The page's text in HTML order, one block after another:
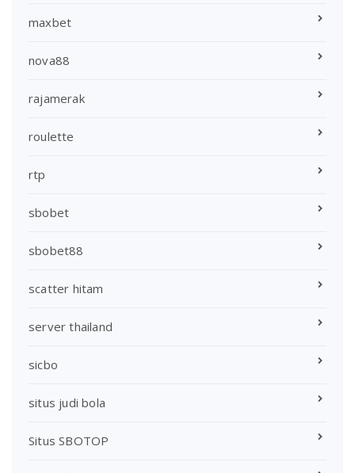
maxbet
nova88
rajamerak
roulette
rtp
sbobet
sbobet88
scatter hitam
server thailand
sicbo
situs judi bola
Situs SBOTOP